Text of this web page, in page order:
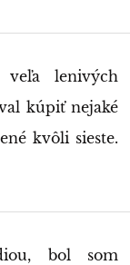
lenivých
kúpiť nejaké
kvôli sieste.
bol som